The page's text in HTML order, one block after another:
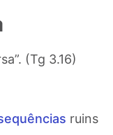
”. (Tg 3.16)
ruins